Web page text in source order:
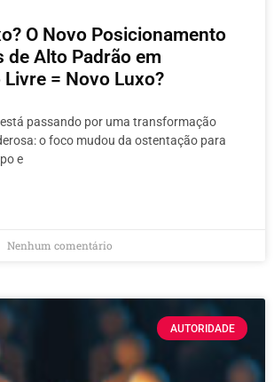
O Novo Posicionamento
de Alto Padrão em
= Novo Luxo?
passando por uma transformação
o foco mudou da ostentação para
e
Nenhum comentário
AUTORIDADE